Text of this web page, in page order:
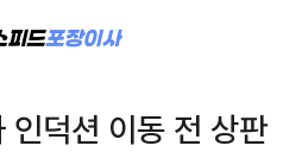
인덕션 이동 전 상판